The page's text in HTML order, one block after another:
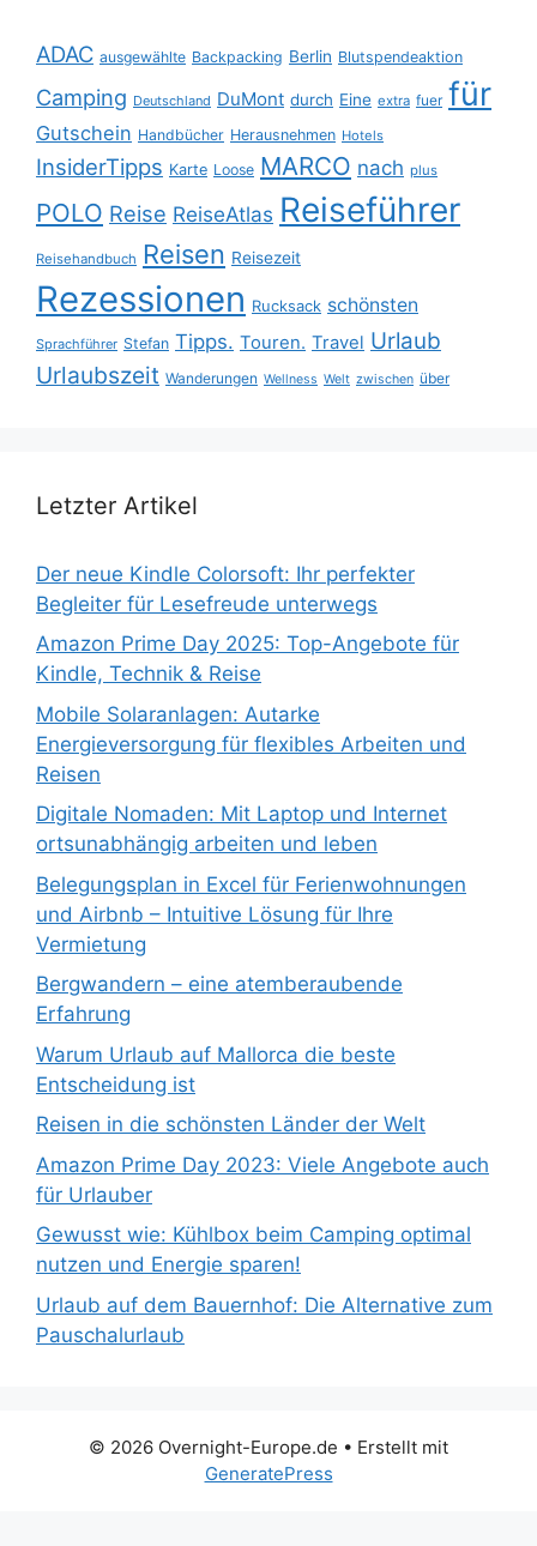
ADAC ausgewählte Backpacking Berlin Blutspendeaktion
Camping Deutschland DuMont durch Eine extra fuer für
Gutschein Handbücher Herausnehmen Hotels
InsiderTipps Karte Loose MARCO nach plus
POLO Reise ReiseAtlas Reiseführer
Reisehandbuch Reisen Reisezeit
Rezessionen Rucksack schönsten
Sprachführer Stefan Tipps. Touren. Travel Urlaub
Urlaubszeit Wanderungen Wellness Welt zwischen über
Letzter Artikel
Der neue Kindle Colorsoft: Ihr perfekter
Begleiter für Lesefreude unterwegs
Amazon Prime Day 2025: Top-Angebote für
Kindle, Technik & Reise
Mobile Solaranlagen: Autarke
Energieversorgung für flexibles Arbeiten und
Reisen
Digitale Nomaden: Mit Laptop und Internet
ortsunabhängig arbeiten und leben
Belegungsplan in Excel für Ferienwohnungen
und Airbnb – Intuitive Lösung für Ihre
Vermietung
Bergwandern – eine atemberaubende
Erfahrung
Warum Urlaub auf Mallorca die beste
Entscheidung ist
Reisen in die schönsten Länder der Welt
Amazon Prime Day 2023: Viele Angebote auch
für Urlauber
Gewusst wie: Kühlbox beim Camping optimal
nutzen und Energie sparen!
Urlaub auf dem Bauernhof: Die Alternative zum
Pauschalurlaub
© 2026 Overnight-Europe.de • Erstellt mit
GeneratePress